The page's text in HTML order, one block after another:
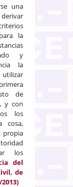
una
la
y
la
utilizar
de
y con
los
cosa,
propia
los
del
de